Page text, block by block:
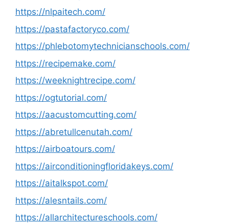
https://nlpaitech.com/
https://pastafactoryco.com/
https://phlebotomytechnicianschools.com/
https://recipemake.com/
https://weeknightrecipe.com/
https://ogtutorial.com/
https://aacustomcutting.com/
https://abretullcenutah.com/
https://airboatours.com/
https://airconditioningfloridakeys.com/
https://aitalkspot.com/
https://alesntails.com/
https://allarchitectureschools.com/